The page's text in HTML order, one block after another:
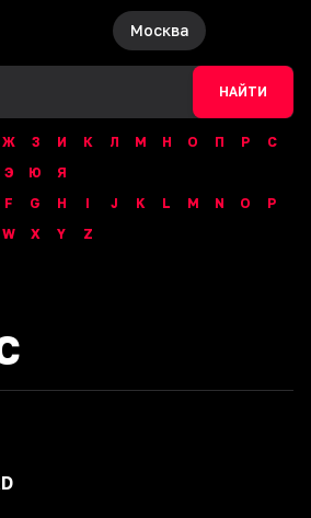
Москва
НАЙТИ
Ж З И К Л М Н О П Р
С
Э Ю
Я
F G H I J K L M N O
P
W X Y Z